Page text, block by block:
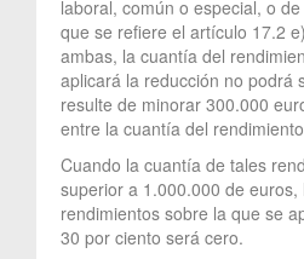
laboral, común o especial, o
que se refiere el artículo 17.2
ambas, la cuantía del
aplicará la reducción no podrá
resulte de minorar 300.000
entre la cuantía del
Cuando la cuantía de tales
superior a 1.000.000 de
rendimientos sobre la que se
30 por ciento será cero.